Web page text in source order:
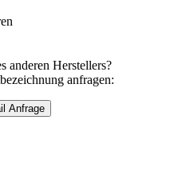
anderen Herstellers?
anfragen:
Anfrage